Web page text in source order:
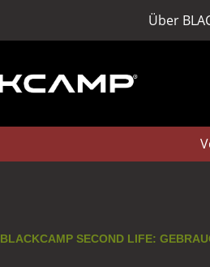
Über
Vom
BLACKCAMP SECOND LIFE: